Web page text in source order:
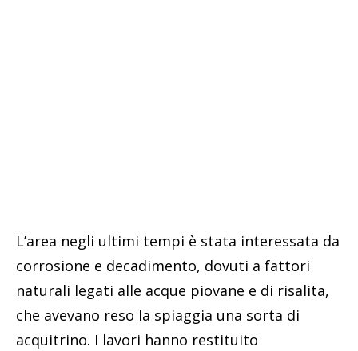
L’area negli ultimi tempi è stata interessata da
corrosione e decadimento, dovuti a fattori
naturali legati alle acque piovane e di risalita,
che avevano reso la spiaggia una sorta di
acquitrino. I lavori hanno restituito